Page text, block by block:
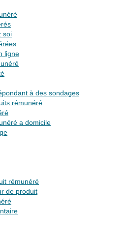
soi
ligne
à des sondages
rémunéré
a domicile
rémunéré
de produit